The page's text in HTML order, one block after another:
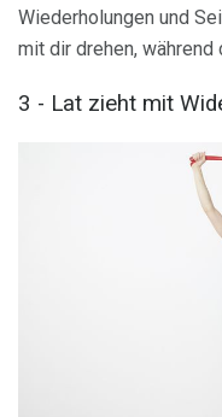
Wiederholungen und
mit dir drehen,
3 - Lat zieht mit